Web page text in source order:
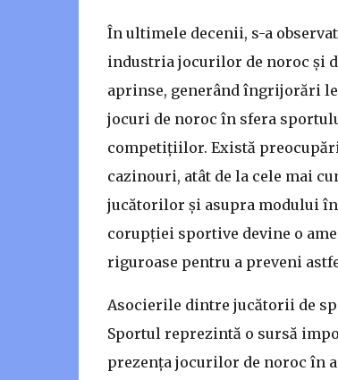
În ultimele decenii, s-a
industria jocurilor de noroc și
aprinse, generând îngrijorări
jocuri de noroc în sfera
competițiilor. Există
cazinouri, atât de la cele mai
jucătorilor și asupra modului în
corupției sportive devine o
riguroase pentru a preveni
Asocierile dintre jucătorii de
Sportul reprezintă o sursă
prezența jocurilor de noroc în